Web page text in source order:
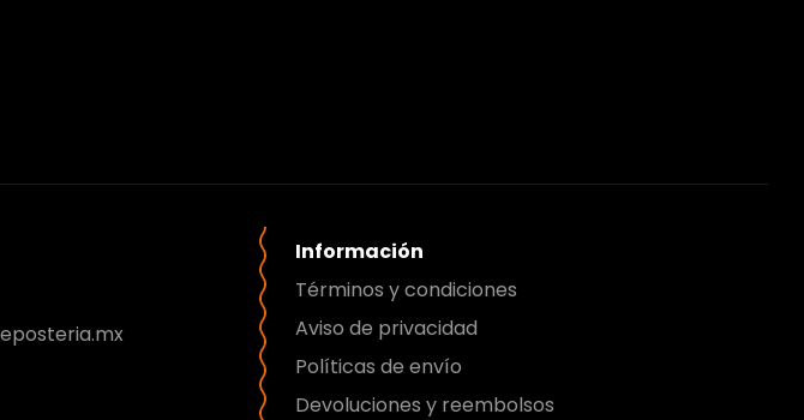
Información
Términos y condiciones
Aviso de privacidad
Políticas de envío
Devoluciones y reembolsos